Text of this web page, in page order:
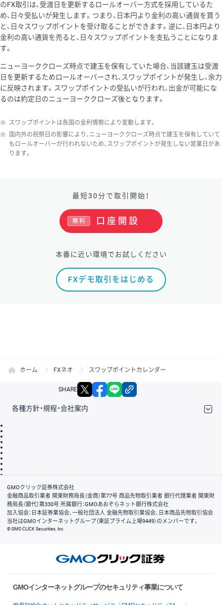
のFX取引は、受渡日を更新するロールオーバー方式を採用しているた
め、日々受払いが発生します。つまり、日本円より金利の高い通貨を買う
と、日々スワップポイントを受け取ることができます。逆に、日本円より
金利の高い通貨を売ると、日々スワップポイントを支払うことになりま
す。
ニューヨーククローズ時点で建玉を保有していた場合、当該建玉は受渡
日を更新するためロールオーバーされ、スワップポイントが発生し、余力
に反映されます。スワップポイントの受払いが行われ、出金が可能にな
るのは約定日のニューヨーククローズ後となります。
※ スワップポイントは各国の金利情勢により変動します。
※
国内外の祝祭日の影響により、ニューヨーククローズ時点で建玉を保有していて
もロールオーバーが行われないため、スワップポイントが発生しない営業日があ
ります。
最短30分で取引開始！
口座開設
無料
本番に近い環境でお試しください
FXデモ取引をはじめる
ホーム FXネオ スワップポイントカレンダー
SHARE X facebook
各種方針・規程・会社案内
会社案内
GMOクリック証券株式会社
金融商品取引業者 関東財務局長（金商）第77号 商品先物取引業者 銀行代理業者 関東財
務局長（銀代）第330号 所属銀行：GMOあおぞらネット銀行株式会社
加入協会：日本証券業協会、一般社団法人 金融先物取引業協会、日本商品先物取引協会
当社はGMOインターネットグループ（東証プライム上場9449）のメンバーです。
© GMO CLICK Securities, Inc.
GMOインターネットグループのセキュリティ事業について